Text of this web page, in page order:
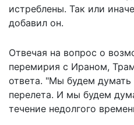
истреблены. Так или
добавил он.
Отвечая на вопрос о
перемирия с Ираном,
ответа. "Мы будем
перелета. И мы будем
течение недолгого